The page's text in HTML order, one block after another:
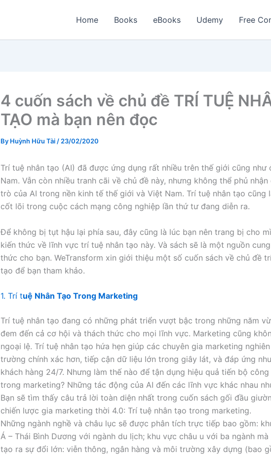
Home Books eBooks Udemy Free
4 cuốn sách về chủ đề TRÍ TUỆ
TẠO mà bạn nên đọc
By Huỳnh Hữu Tài / 23/02/2020
Trí tuệ nhân tạo (AI) đã được ứng dụng rất nhiều trên thế giới cũng như
Nam. Vẫn còn nhiều tranh cãi về chủ đề này, nhưng không thể phủ
trò của AI trong nền kinh tế thế giới và Việt Nam. Trí tuệ nhân tạo cũng
cốt lõi trong cuộc cách mạng công nghiệp lần thứ tư đang diễn ra.
Để không bị tụt hậu lại phía sau, đây cũng là lúc bạn nên trang bị cho
kiến thức về lĩnh vực trí tuệ nhân tạo này. Và sách sẽ là một nguồn
thức cho bạn. WeTransform xin giới thiệu một số cuốn sách về chủ đề
tạo để bạn tham khảo.
1. Trí tuệ Nhân Tạo Trong Marketing
Trí tuệ nhân tạo đang có những phát triển vượt bậc trong những năm
đem đến cả cơ hội và thách thức cho mọi lĩnh vực. Marketing cũng
ngoại lệ. Trí tuệ nhân tạo hứa hẹn giúp các chuyên gia marketing
trường chính xác hơn, tiếp cận dữ liệu lớn trong giây lát, và đáp ứng
khách hàng 24/7. Nhưng làm thế nào để tận dụng hiệu quả tiến bộ công
trong marketing? Những tác động của AI đến các lĩnh vực khác nhau
Bạn sẽ tìm thấy câu trả lời toàn diện nhất trong cuốn sách gối đầu
chiến lược gia marketing thời 4.0: Trí tuệ nhân tạo trong marketing.
Những ngành nghề và châu lục sẽ được phân tích trực tiếp bao gồm:
Á – Thái Bình Dương với ngành du lịch; khu vực châu u với ba ngành mà
tạo ra sự đổi lớn: viễn thông, ngân hàng và môi trường xây dựng (bao